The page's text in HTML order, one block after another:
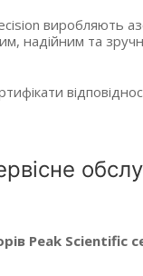
виробляють
надійним та
Peak Scientific